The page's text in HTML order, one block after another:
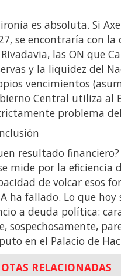
es absoluta. Si
se encontraría con
las ON que
y la liquidez del
vencimientos
Central utiliza al
problema
resultado
mide por la
de volcar esos
ha fallado. Lo que
a deuda política:
sospechosamente,
en el Palacio de
RELACIONADAS